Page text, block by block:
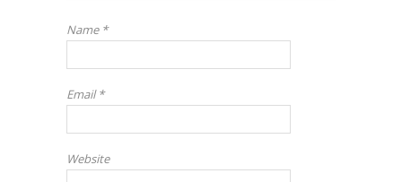
Name *
Email*
Website